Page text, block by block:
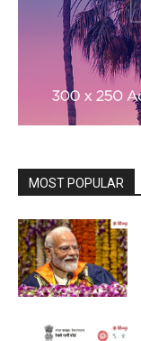
MOST POPULAR